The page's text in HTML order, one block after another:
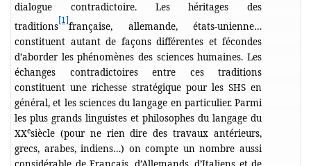
dialogue contradictoire. Les héritages des
traditions
[1]
française, allemande, états-unienne…
constituent autant de façons différentes et fécondes
d’aborder les phénomènes des sciences humaines. Les
échanges contradictoires entre ces traditions
constituent une richesse stratégique pour les SHS en
général, et les sciences du langage en particulier. Parmi
les plus grands linguistes et philosophes du langage du
XXesiècle (pour ne rien dire des travaux antérieurs,
grecs, arabes, indiens…) on compte un nombre aussi